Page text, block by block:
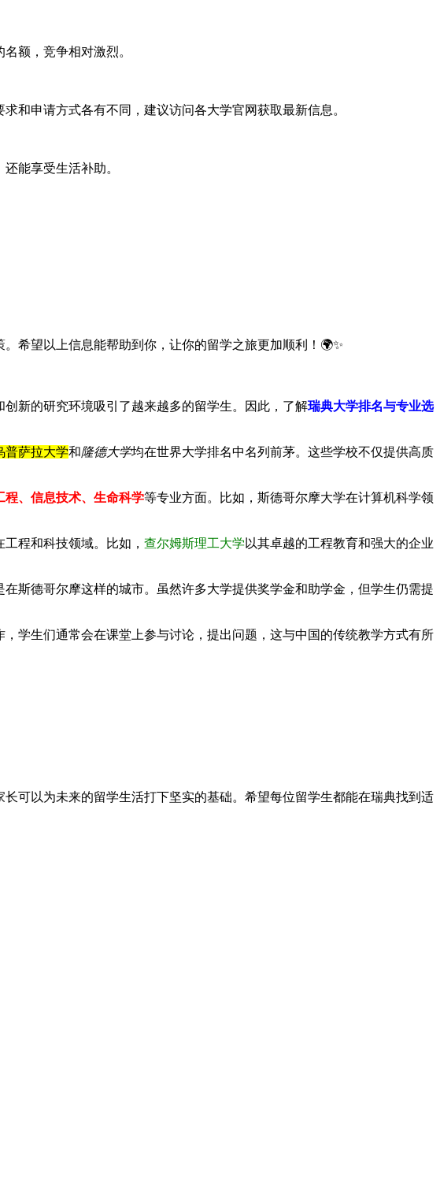
额，竞争相对激烈。
和申请方式各有不同，建议访问各大学官网获取最新信息。
能享受生活补助。
希望以上信息能帮助到你，让你的留学之旅更加顺利！🌍✨
新的研究环境吸引了越来越多的留学生。因此，了解瑞典大学排名与专业选
普萨拉大学和隆德大学均在世界大学排名中名列前茅。这些学校不仅提供高质
程、信息技术、生命科学等专业方面。比如，斯德哥尔摩大学在计算机科学领
程和科技领域。比如， 查尔姆斯理工大学 以其卓越的工程教育和强大的企业
斯德哥尔摩这样的城市。虽然许多大学提供奖学金和助学金，但学生仍需提
学生们通常会在课堂上参与讨论，提出问题，这与中国的传统教学方式有所
长可以为未来的留学生活打下坚实的基础。希望每位留学生都能在瑞典找到适